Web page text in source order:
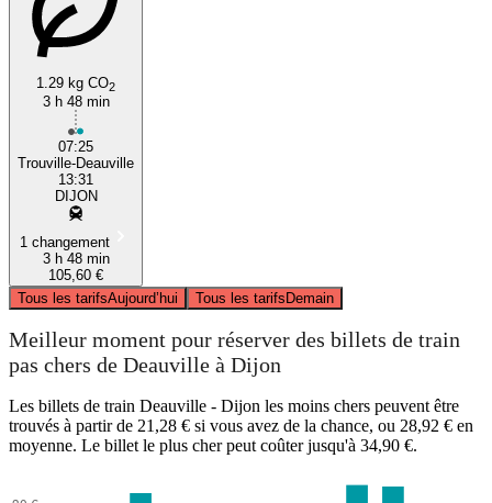
1.29 kg CO2
3 h 48 min
07:25
Trouville-Deauville
13:31
DIJON
1 changement
3 h 48 min
105,60 €
Tous les tarifsAujourd’hui Tous les tarifsDemain
Meilleur moment pour réserver des billets de train
pas chers de Deauville à Dijon
Les billets de train Deauville - Dijon les moins chers peuvent être
trouvés à partir de 21,28 € si vous avez de la chance, ou 28,92 € en
moyenne. Le billet le plus cher peut coûter jusqu'à 34,90 €.